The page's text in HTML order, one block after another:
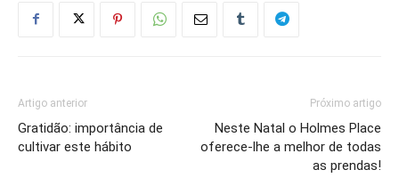
Artigo anterior
Gratidão: importância de
cultivar este hábito
Próximo artigo
Neste Natal o Holmes Place
oferece-lhe a melhor de todas
as prendas!